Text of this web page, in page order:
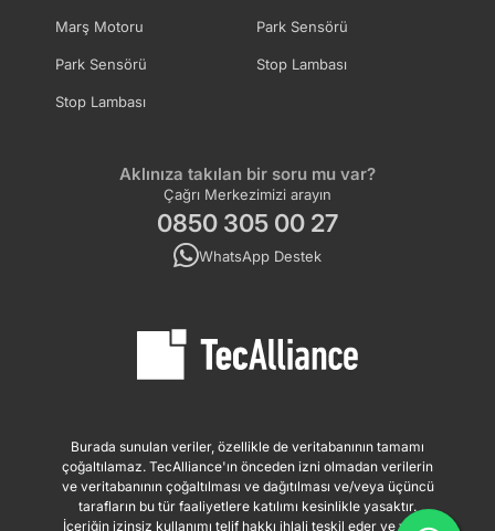
Marş Motoru Park Sensörü
Park Sensörü Stop Lambası
Stop Lambası
Aklınıza takılan bir soru mu var?
Çağrı Merkezimizi arayın
0850 305 00 27
WhatsApp Destek
Burada sunulan veriler, özellikle de veritabanının tamamı
çoğaltılamaz. TecAlliance'ın önceden izni olmadan verilerin
ve veritabanının çoğaltılması ve dağıtılması ve/veya üçüncü
tarafların bu tür faaliyetlere katılımı kesinlikle yasaktır.
İçeriğin izinsiz kullanımı telif hakkı ihlali teşkil eder ve yasal